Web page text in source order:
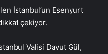
İstanbul’un Esenyurt
çekiyor.
Valisi Davut Gül,